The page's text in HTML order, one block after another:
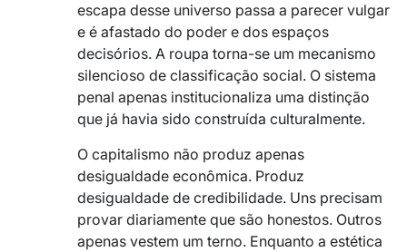
escapa desse universo passa a parecer vulgar
e é afastado do poder e dos espaços
decisórios. A roupa torna-se um mecanismo
silencioso de classificação social. O sistema
penal apenas institucionaliza uma distinção
que já havia sido construída culturalmente.
O capitalismo não produz apenas
desigualdade econômica. Produz
desigualdade de credibilidade. Uns precisam
provar diariamente que são honestos. Outros
apenas vestem um terno. Enquanto a estética